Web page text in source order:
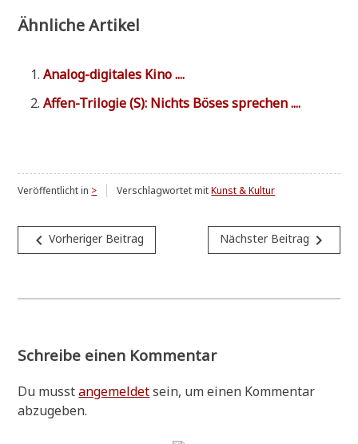
Ähnliche Artikel
Ana­log-digi­ta­les Kino ....
Affen-Tri­lo­gie (S): Nichts Böses sprechen ....
Veröffentlicht in > Verschlagwortet mitKunst & Kultur
Beitragsnavigation
navigate_beforeVorheriger Beitrag Nächster Beitrag navigate_next
Schreibe einen Kommentar
Du musstangemeldetsein, um einen Kommentar
abzugeben.